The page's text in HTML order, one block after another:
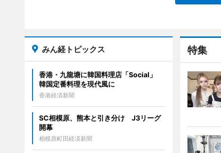
特集
みん経トピックス
香港・九龍塘に韓国料理店「Social」
韓国定番料理を現代風に
香港経済新聞
SC相模原、熊本と引き分け J3リーグ
開幕
相模原町田経済新聞